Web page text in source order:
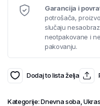
Garancija i
potrošača,
slučaju
neotpakovane i
pakovanju.
Dodaj to lista želja
Kategorije:Dnevna soba,